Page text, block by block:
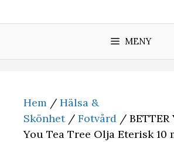
MENY
Hem / Hälsa &
Skönhet/ Fotvård /
You Tea Tree Olja Eterisk 10